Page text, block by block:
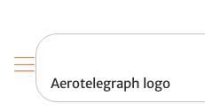
Aerotelegraph logo